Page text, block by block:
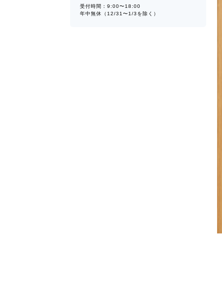
受付時間：9:00〜18:00
年中無休（12/31〜1/3を除く）